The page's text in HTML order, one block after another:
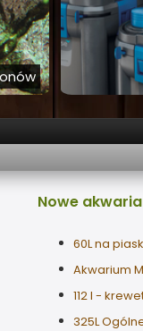
Noweakwaria
60L na
Akwarium
112 l -
325L